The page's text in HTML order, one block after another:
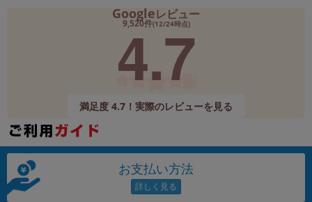
Googleレビュー
9,520件(12/24時点)
4.7
満足度 4.7！実際のレビューを見る
お支払い方法